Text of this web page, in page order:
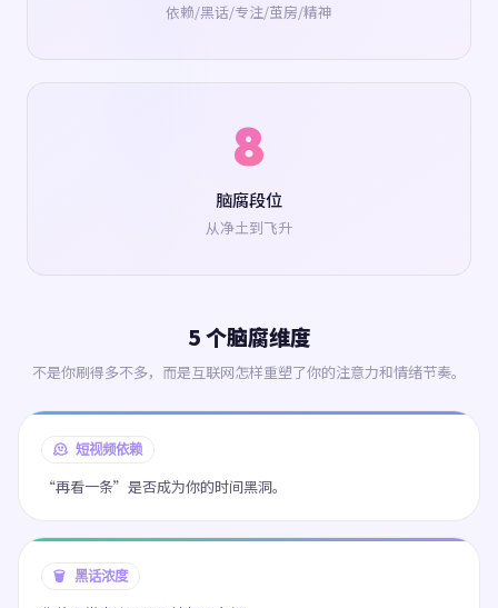
依赖/黑话/专注/茧房/精神
8
脑腐段位
从净土到飞升
5 个脑腐维度
不是你刷得多不多，而是互联网怎样重塑了你的注意力和情绪节奏。
🫠 短视频依赖
“再看一条”是否成为你的时间黑洞。
🗑️ 黑话浓度